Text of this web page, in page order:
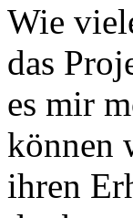
Wie
das
es mir
können
ihren